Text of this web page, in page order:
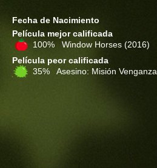
Fecha de Nacimiento
Película mejor calificada
100% Window Horses (2016)
Película peor calificada
35% Asesino: Misión Venganza